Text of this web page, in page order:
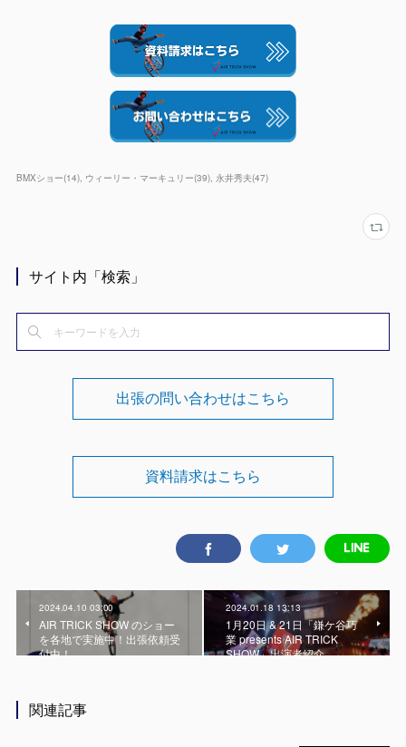
BMXショー(14) ウィーリー・マーキュリー(39) 永井秀夫(47)
サイト内「検索」
出張の問い合わせはこちら
資料請求はこちら
2024.04.10 03:00
AIR TRICK SHOW のショー
を各地で実施中！出張依頼受
付中！
2024.01.18 13:13
1月20日 & 21日「鎌ケ谷巧
業 presents AIR TRICK
SHOW」出演者紹介
関連記事